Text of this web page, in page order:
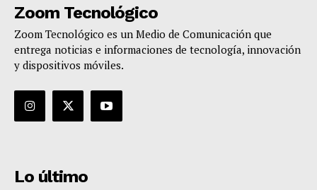
Zoom Tecnológico
Zoom Tecnológico es un Medio de Comunicación que
entrega noticias e informaciones de tecnología, innovación
y dispositivos móviles.
Lo último